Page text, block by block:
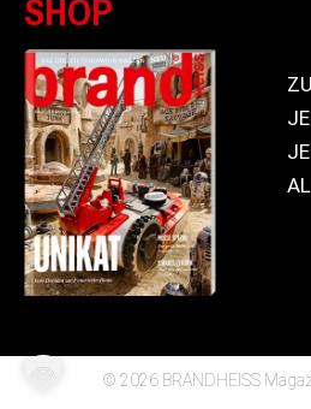
© 2026 BRANDHEISS